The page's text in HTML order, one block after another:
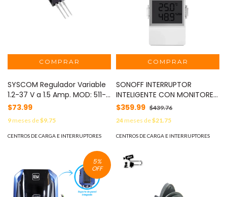
SYSCOM Regulador Variable
1.2-37 V a 1.5 Amp. MOD: 511-
LM317T
$73.99
9meses de$9.75
CENTROS DE CARGA E INTERRUPTORES
SONOFF INTERRUPTOR
INTELIGENTE CON MONITOREO
DE TEMPERATURA Y HUMEDAD
SONOFF THR320D CON
DISPLAY CONEXIÓN WIFI
2.4GHZ SOPORTA HASTA 20A
VIRTUALES MOD: THR320D
$359.99 $439.76
24meses de$21.75
CENTROS DE CARGA E INTERRUPTORES
5%
OFF